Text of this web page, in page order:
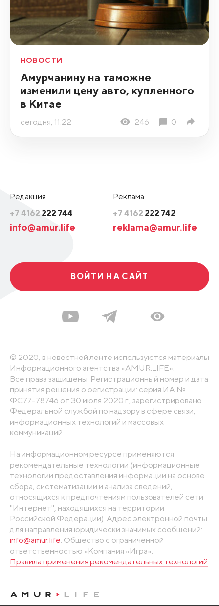
НОВОСТИ
Амурчанину на таможне
изменили цену авто, купленного
в Китае
сегодня, 11:22 246 0
Редакция
+7 4162 222 744
info@amur.life
Реклама
+7 4162 222 742
reklama@amur.life
ВОЙТИ НА САЙТ
© 2020, в новостной ленте используются материалы
Информационного агентства «AMUR.LIFE».
Все права защищены. Регистрационный номер и дата
принятия решения о регистрации: серия ИА №
ФС77-78746 от 30 июля 2020 г., зарегистрировано
Федеральной службой по надзору в сфере связи,
информационных технологий и массовых
коммуникаций
На информационном ресурсе применяются
рекомендательные технологии (информационные
технологии предоставления информации на основе
сбора, систематизации и анализа сведений,
относящихся к предпочтениям пользователей сети
"Интернет", находящихся на территории
Российской Федерации). Адрес электронной почты
для направления юридически значимых сообщений:
info@amur.life. Общество с ограниченной
ответственностью «Компания «Игра».
Правила применения рекомендательных технологий